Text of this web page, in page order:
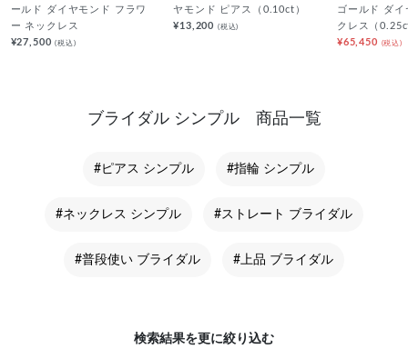
ールド ダイヤモンド フラワ
ー ネックレス
¥27,500(税込)
ヤモンド ピアス（0.10ct）
¥13,200 (税込)
ゴールド ダ
クレス（
¥65,450 (税込)
ブライダル シンプル 商品一覧
#ピアス シンプル #指輪 シンプル
#ネックレス シンプル #ストレート ブライダル
#普段使い ブライダル #上品 ブライダル
検索結果を更に絞り込む